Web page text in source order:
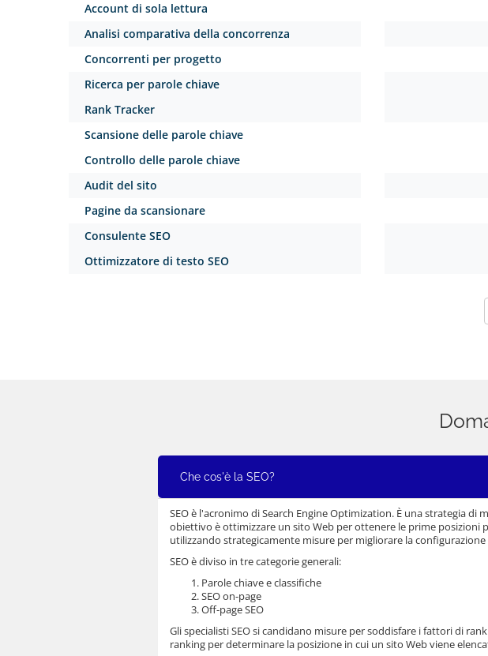
Account di sola lettura
Analisi comparativa della concorrenza
Concorrenti per progetto
Ricerca per parole chiave
Rank Tracker
Scansione delle parole chiave
Controllo delle parole chiave
Audit del sito
Pagine da scansionare
Consulente SEO
Ottimizzatore di testo SEO
Che cos'è la SEO?
SEO è l'acronimo di Search Engine Optimization. È una strategia
obiettivo è ottimizzare un sito Web per ottenere le prime posizioni
utilizzando strategicamente misure per migliorare la
SEO è diviso in tre categorie generali:
Parole chiave e classifiche
SEO on-page
Off-page SEO
Gli specialisti SEO si candidano misure per soddisfare i fattori di
ranking per determinare la posizione in cui un sito Web viene